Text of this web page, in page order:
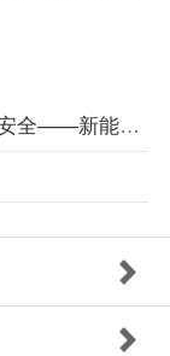
上一篇 : 一次调频稳电网，AVC试验保安全——新能源风电涉网试验圆满收官